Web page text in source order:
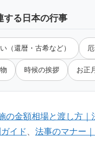
する日本の行事
（還暦・古希など）
時候の挨拶 お正
の金額相場と渡し方｜
イド 、 法事のマナー